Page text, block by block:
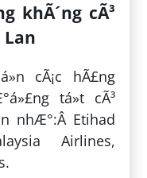
khÃ´ng cÃ³
Lan
cÃ¡c hÃ£ng
tá»t cÃ³
nhÆ°:Â Etihad
Airlines,